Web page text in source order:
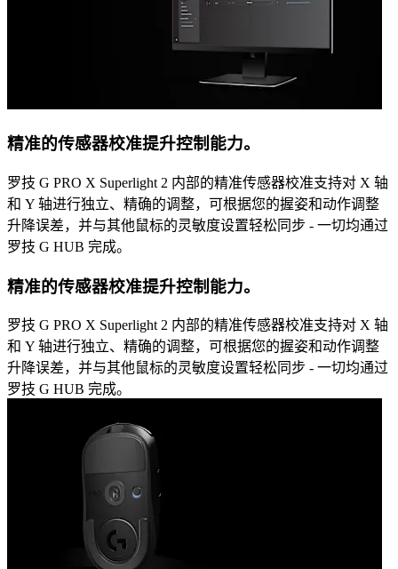
精准的传感器校准提升控制能力。
罗技 G PRO X Superlight 2 内部的精准传感器校准支持对 X 轴
和 Y 轴进行独立、精确的调整，可根据您的握姿和动作调整
升降误差，并与其他鼠标的灵敏度设置轻松同步 - 一切均通过
罗技 G HUB 完成。
精准的传感器校准提升控制能力。
罗技 G PRO X Superlight 2 内部的精准传感器校准支持对 X 轴
和 Y 轴进行独立、精确的调整，可根据您的握姿和动作调整
升降误差，并与其他鼠标的灵敏度设置轻松同步 - 一切均通过
罗技 G HUB 完成。